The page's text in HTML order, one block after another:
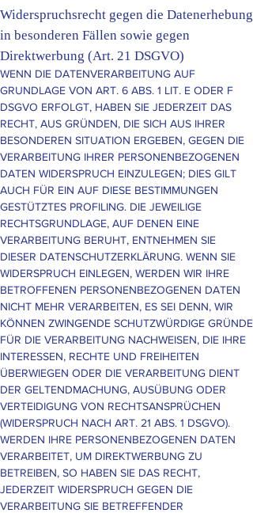
Widerspruchsrecht gegen die Datenerhebung
in besonderen Fällen sowie gegen
Direktwerbung (Art. 21 DSGVO)
WENN DIE DATENVERARBEITUNG AUF
GRUNDLAGE VON ART. 6 ABS. 1 LIT. E ODER F
DSGVO ERFOLGT, HABEN SIE JEDERZEIT DAS
RECHT, AUS GRÜNDEN, DIE SICH AUS IHRER
BESONDEREN SITUATION ERGEBEN, GEGEN DIE
VERARBEITUNG IHRER PERSONENBEZOGENEN
DATEN WIDERSPRUCH EINZULEGEN; DIES GILT
AUCH FÜR EIN AUF DIESE BESTIMMUNGEN
GESTÜTZTES PROFILING. DIE JEWEILIGE
RECHTSGRUNDLAGE, AUF DENEN EINE
VERARBEITUNG BERUHT, ENTNEHMEN SIE
DIESER DATENSCHUTZERKLÄRUNG. WENN SIE
WIDERSPRUCH EINLEGEN, WERDEN WIR IHRE
BETROFFENEN PERSONENBEZOGENEN DATEN
NICHT MEHR VERARBEITEN, ES SEI DENN, WIR
KÖNNEN ZWINGENDE SCHUTZWÜRDIGE GRÜNDE
FÜR DIE VERARBEITUNG NACHWEISEN, DIE IHRE
INTERESSEN, RECHTE UND FREIHEITEN
ÜBERWIEGEN ODER DIE VERARBEITUNG DIENT
DER GELTENDMACHUNG, AUSÜBUNG ODER
VERTEIDIGUNG VON RECHTSANSPRÜCHEN
(WIDERSPRUCH NACH ART. 21 ABS. 1 DSGVO).
WERDEN IHRE PERSONENBEZOGENEN DATEN
VERARBEITET, UM DIREKTWERBUNG ZU
BETREIBEN, SO HABEN SIE DAS RECHT,
JEDERZEIT WIDERSPRUCH GEGEN DIE
VERARBEITUNG SIE BETREFFENDER